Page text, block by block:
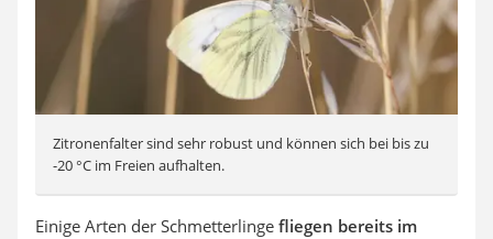
Zitronenfalter sind sehr robust und können sich bei bis zu
-20 °C im Freien aufhalten.
Einige Arten der Schmetterlinge fliegen bereits im